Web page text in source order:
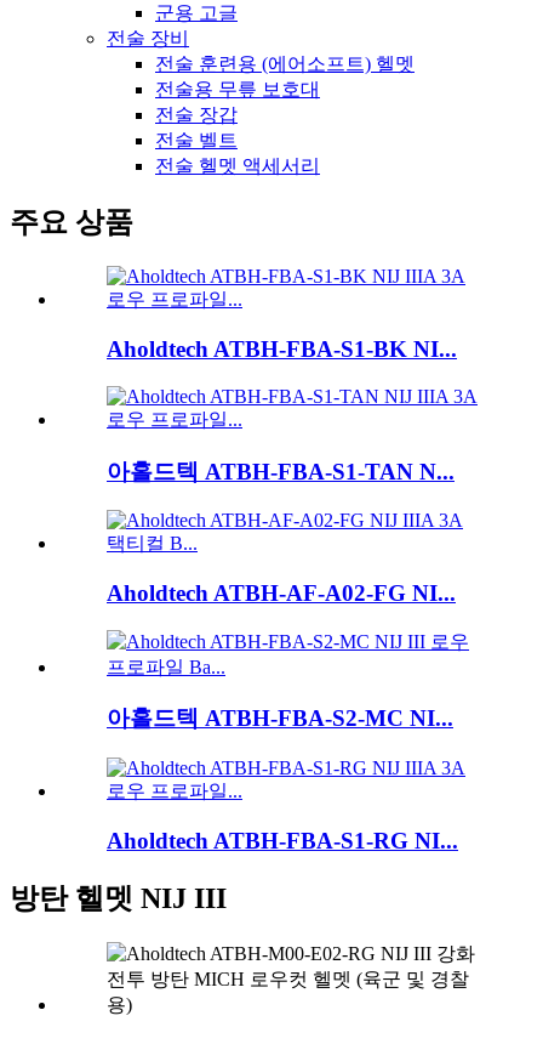
군용 고글
전술 장비
전술 훈련용 (에어소프트) 헬멧
전술용 무릎 보호대
전술 장갑
전술 벨트
전술 헬멧 액세서리
주요 상품
Aholdtech ATBH-FBA-S1-BK NI...
아홀드텍 ATBH-FBA-S1-TAN N...
Aholdtech ATBH-AF-A02-FG NI...
아홀드텍 ATBH-FBA-S2-MC NI...
Aholdtech ATBH-FBA-S1-RG NI...
방탄 헬멧 NIJ III